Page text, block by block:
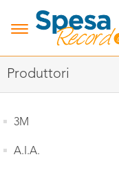
Produttori
3M
A.I.A.